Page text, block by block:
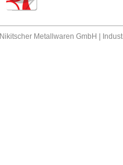
Nikitscher Metallwaren GmbH |